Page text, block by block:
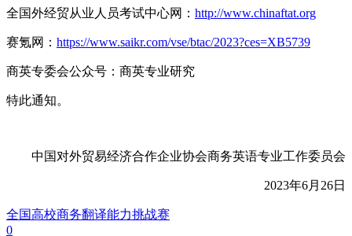
全国外经贸从业人员考试中心网： http://www.chinaftat.org
赛氪网： https://www.saikr.com/vse/btac/2023?ces=XB5739
商英专委会公众号：商英专业研究
特此通知。
中国对外贸易经济合作企业协会商务英语专业工作委员会
2023年6月26日
全国高校商务翻译能力挑战赛
0